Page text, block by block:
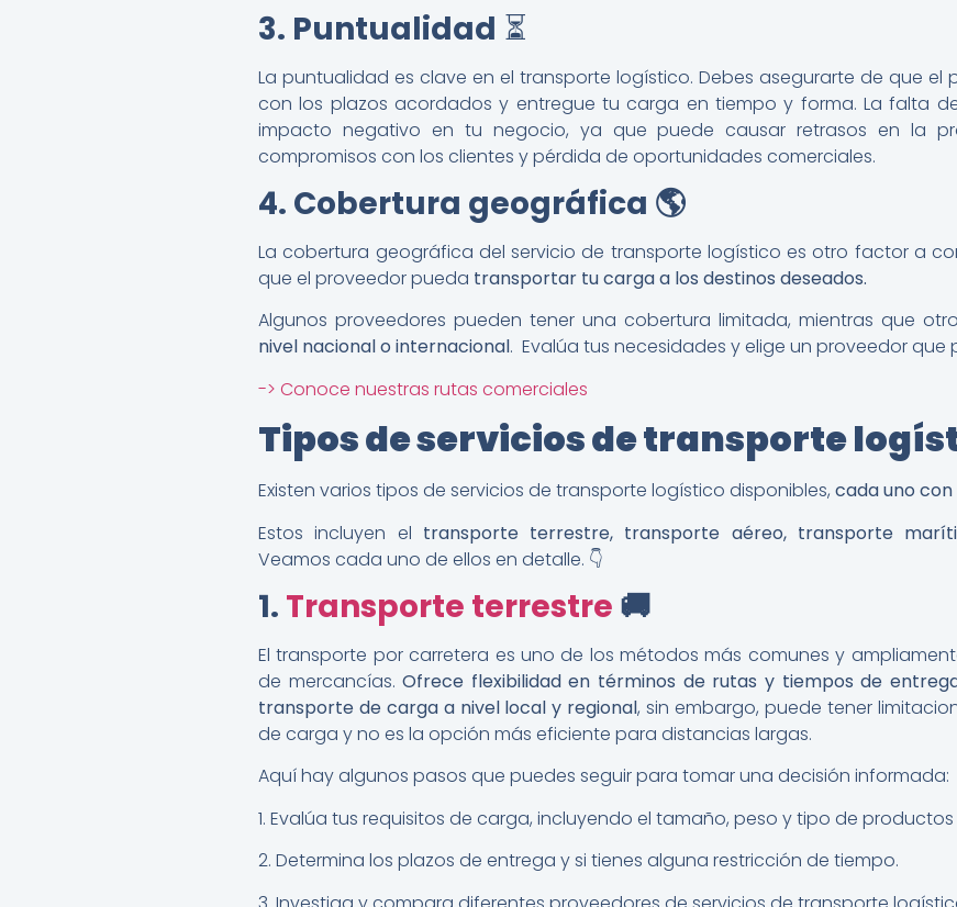
3. Puntualidad ⏳
La puntualidad es clave en el transporte logístico. Debes asegurarte de que el
con los plazos acordados y entregue tu carga en tiempo y forma. La falta
impacto negativo en tu negocio, ya que puede causar retrasos en la
compromisos con los clientes y pérdida de oportunidades comerciales.
4. Cobertura geográfica 🌎
La cobertura geográfica del servicio de transporte logístico es otro factor a
que el proveedor pueda transportar tu carga a los destinos deseados.
Algunos proveedores pueden tener una cobertura limitada, mientras que
nivel nacional o internacional. Evalúa tus necesidades y elige un proveedor que
-> Conoce nuestras rutas comerciales
Tipos de servicios de transporte
Existen varios tipos de servicios de transporte logístico disponibles, cada uno con
Estos incluyen el transporte terrestre, transporte aéreo, transporte
Veamos cada uno de ellos en detalle. 👇
1. Transporte terrestre 🚚
El transporte por carretera es uno de los métodos más comunes y
de mercancías.Ofrece flexibilidad en términos de rutas y tiempos de
transporte de carga a nivel local y regional, sin embargo, puede tener
de carga y no es la opción más eficiente para distancias largas.
Aquí hay algunos pasos que puedes seguir para tomar una decisión informada:
1. Evalúa tus requisitos de carga, incluyendo el tamaño, peso y tipo de
2. Determina los plazos de entrega y si tienes alguna restricción de tiempo.